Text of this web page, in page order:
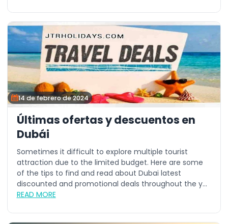
14 de febrero de 2024
Últimas ofertas y descuentos en
Dubái
Sometimes it difficult to explore multiple tourist
attraction due to the limited budget. Here are some
of the tips to find and read about Dubai latest
discounted and promotional deals throughout the y...
READ MORE